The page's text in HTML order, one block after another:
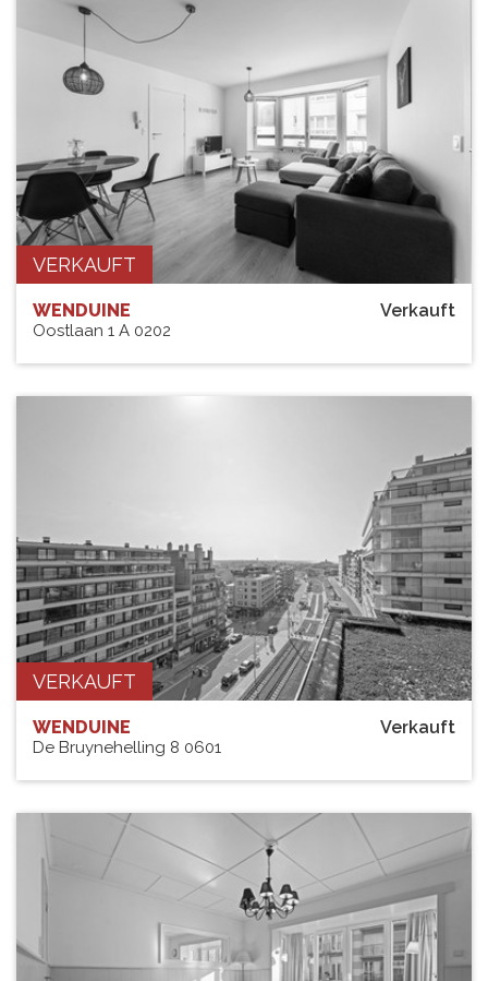
VERKAUFT
Verkauft
WENDUINE
Oostlaan 1 A 0202
VERKAUFT
Verkauft
WENDUINE
De Bruynehelling 8 0601